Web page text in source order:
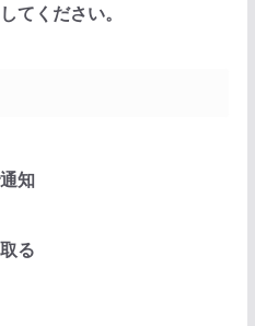
てください。
知
る